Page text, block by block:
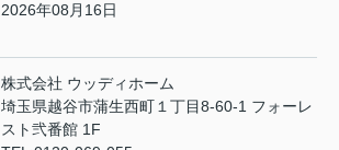
2026年08月16日
株式会社 ウッディホーム
埼玉県越谷市蒲生西町１丁目8-60-1 フォーレ
スト弐番館 1F